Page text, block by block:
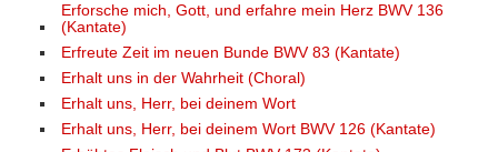
Erforsche mich, Gott, und erfahre mein Herz BWV 136
(Kantate)
Erfreute Zeit im neuen Bunde BWV 83 (Kantate)
Erhalt uns in der Wahrheit (Choral)
Erhalt uns, Herr, bei deinem Wort
Erhalt uns, Herr, bei deinem Wort BWV 126 (Kantate)